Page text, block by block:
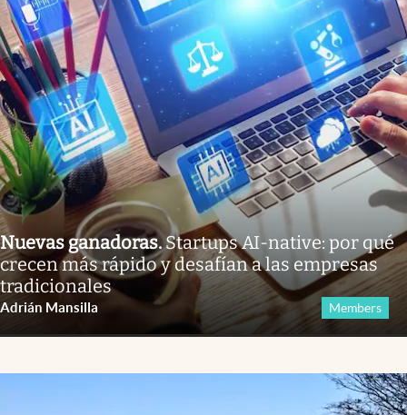
Nuevas ganadoras.Startups AI-native: por qué
crecen más rápido y desafían a las empresas
tradicionales
Adrián Mansilla Members